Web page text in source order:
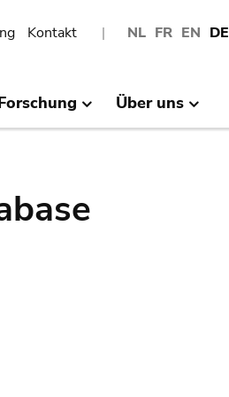
NL FR EN DE
Kontakt
Über uns